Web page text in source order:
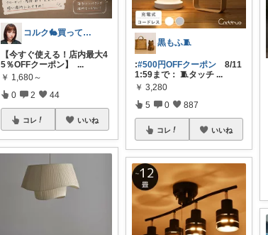
コルク🐇買ってよかった！オリジナル写真
【今すぐ使える！店内最大4
5％OFFクーポン】 ︎︎︎︎︎︎︎
...
￥ 1,680～
0 2 44
コレ いいね
黒もふ🧵
:#500円OFFクーポン 8/11
1:59まで： 🧵タッチ ...
￥ 3,280
5 0 887
コレ いいね